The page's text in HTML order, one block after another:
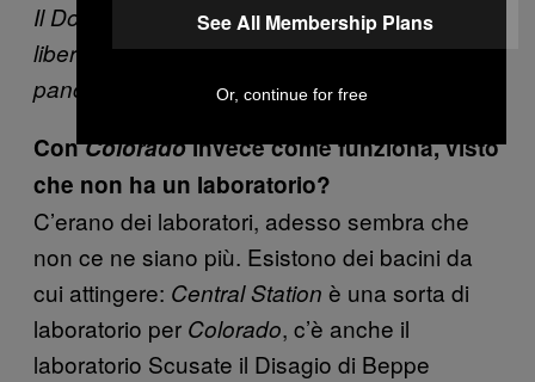
Il Dottor Paul Zelig Rodberg spiega come
liberare l’intestino schiacciando pesi sulla
pancia. Poi si mette dei ghiaccioli nel pacco.
ConColoradoinvece come funziona, visto
che non ha un laboratorio?
C’erano dei laboratori, adesso sembra che
non ce ne siano più. Esistono dei bacini da
cui attingere: Central Station è una sorta di
laboratorio per Colorado, c’è anche il
laboratorio Scusate il Disagio di Beppe
See All Membership Plans
Or, continue for free